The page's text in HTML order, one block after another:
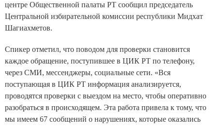
центре Общественной палаты РТ сообщил председатель
Центральной избирательной комиссии республики Мидхат
Шагиахметов.
Спикер отметил, что поводом для проверки становится
каждое обращение, поступившее в ЦИК РТ по телефону,
через СМИ, мессенджеры, социальные сети. «Вся
поступающая в ЦИК РТ информация анализируется,
проводятся проверки с выездом на место, чтобы оперативно
разобраться в происходящем. Эта работа привела к тому, что
мы имеем 67 сообщений о нарушениях, которые оказались